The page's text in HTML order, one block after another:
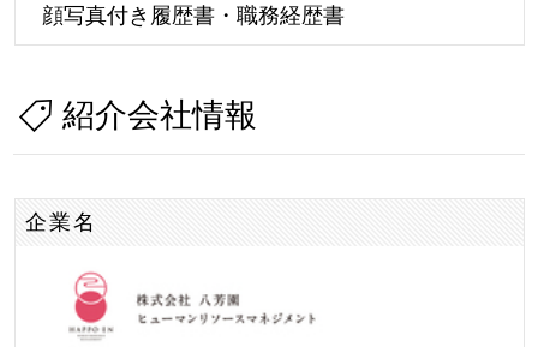
顔写真付き履歴書・職務経歴書
紹介会社情報
企業名